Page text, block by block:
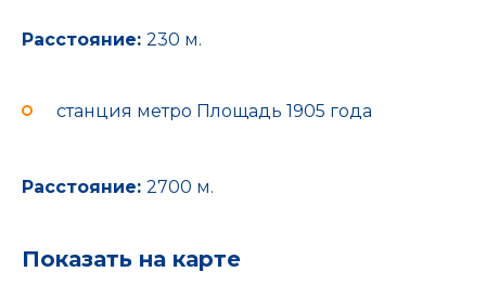
Расстояние: 230 м.
станция метро Площадь 1905 года
Расстояние: 2700 м.
Показать на карте